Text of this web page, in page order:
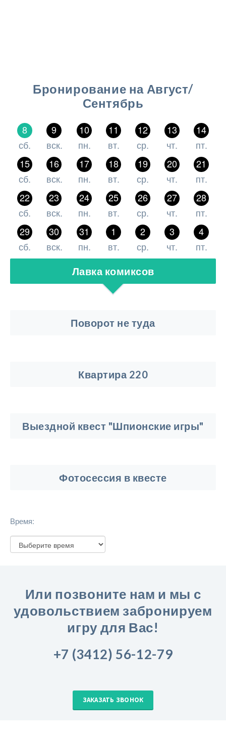
Бронирование на Август/
Сентябрь
8
сб.
9
вск.
10
пн.
11
вт.
12
ср.
13
чт.
14
пт.
15
сб.
16
вск.
17
пн.
18
вт.
19
ср.
20
чт.
21
пт.
22
сб.
23
вск.
24
пн.
25
вт.
26
ср.
27
чт.
28
пт.
29
сб.
30
вск.
31
пн.
1
вт.
2
ср.
3
чт.
4
пт.
Лавка комиксов
Поворот не туда
Квартира 220
Выездной квест "Шпионские игры"
Фотосессия в квесте
Время:
Или позвоните нам и мы с
удовольствием забронируем
игру для Вас!
+7 (3412) 56-12-79
ЗАКАЗАТЬ ЗВОНОК